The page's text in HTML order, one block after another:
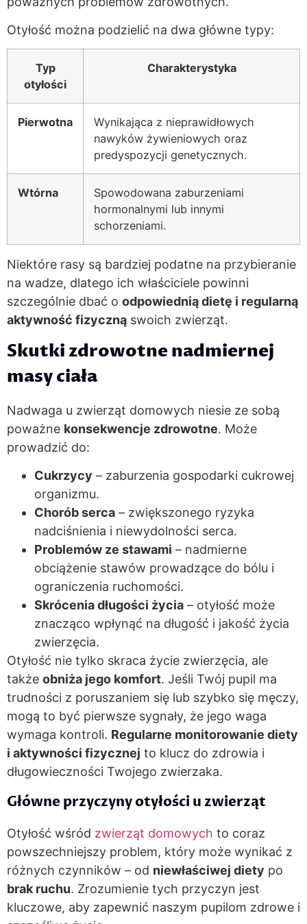
Otyłość można podzielić na dwa główne typy:
Typ
otyłości
Charakterystyka
Pierwotna
Wynikająca z nieprawidłowych
nawyków żywieniowych oraz
predyspozycji genetycznych.
Wtórna
Spowodowana zaburzeniami
hormonalnymi lub innymi
schorzeniami.
Niektóre rasy są bardziej podatne na przybieranie
na wadze, dlatego ich właściciele powinni
szczególnie dbać o odpowiednią dietę i regularną
aktywność fizyczną swoich zwierząt.
Skutki zdrowotne nadmiernej
masy ciała
Nadwaga u zwierząt domowych niesie ze sobą
poważne konsekwencje zdrowotne. Może
prowadzić do:
Cukrzycy – zaburzenia gospodarki cukrowej
organizmu.
Chorób serca – zwiększonego ryzyka
nadciśnienia i niewydolności serca.
Problemów ze stawami – nadmierne
obciążenie stawów prowadzące do bólu i
ograniczenia ruchomości.
Skrócenia długości życia – otyłość może
znacząco wpłynąć na długość i jakość życia
zwierzęcia.
Otyłość nie tylko skraca życie zwierzęcia, ale
także obniża jego komfort. Jeśli Twój pupil ma
trudności z poruszaniem się lub szybko się męczy,
mogą to być pierwsze sygnały, że jego waga
wymaga kontroli. Regularne monitorowanie diety
i aktywności fizycznej to klucz do zdrowia i
długowieczności Twojego zwierzaka.
Główne przyczyny otyłości u zwierząt
Otyłość wśród zwierząt domowych to coraz
powszechniejszy problem, który może wynikać z
różnych czynników – od niewłaściwej diety po
brak ruchu. Zrozumienie tych przyczyn jest
kluczowe, aby zapewnić naszym pupilom zdrowe i